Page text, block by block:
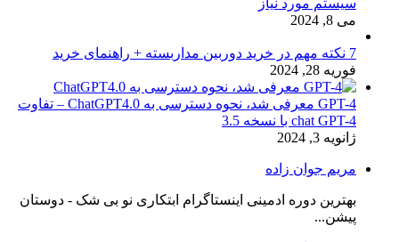
می 8, 2024
7 نکته مهم در خرید دوربین مداربسته + راهنمای خرید
فوریه 28, 2024
GPT-4 معرفی شد، نحوه دسترسی به ChatGPT4.0 – تفاوت
chat GPT-4 با نسخه 3.5
ژانویه 3, 2024
مریم جوان زاده
بهترین دوره ادمینی اینستاگرام ابتکاری نو بی شک - دوستان
پیشن...